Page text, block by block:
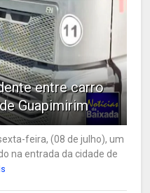
entre carro
Guapimirim
feira, (08 de julho), um
na entrada da cidade de